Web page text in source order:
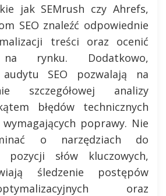
jak SEMrush czy Ahrefs,
SEO znaleźć odpowiednie
treści oraz ocenić
na rynku. Dodatkowo,
SEO pozwalają na
szczegółowej analizy
błędów technicznych
poprawy. Nie
o narzędziach do
pozycji słów kluczowych,
śledzenie postępów
oraz